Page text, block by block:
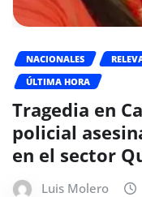
NACIONALES
ÚLTIMA HORA
Tragedia en
policial
en el sector
Luis Molero